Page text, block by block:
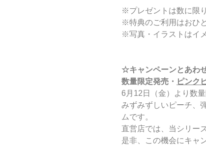
※プレゼントは数に限
※特典のご利用はおひ
※写真・イラストはイ
☆キャンペーンとあわ
数量限定発売・ ピンク
6月12日（金）より数
みずみずしいピーチ、
ムです。
直営店では、当シリー
是非、この機会にキャ